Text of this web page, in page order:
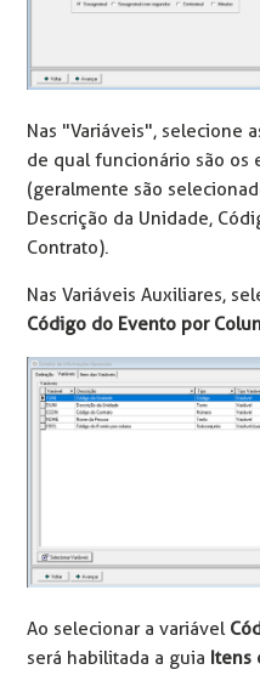
Nas "Variáveis", selecione
de qual funcionário são os
(geralmente são
Descrição da Unidade,
Contrato).
Nas Variáveis Auxiliares,
Código do Evento por
Ao selecionar a variável
será habilitada a guia Itens